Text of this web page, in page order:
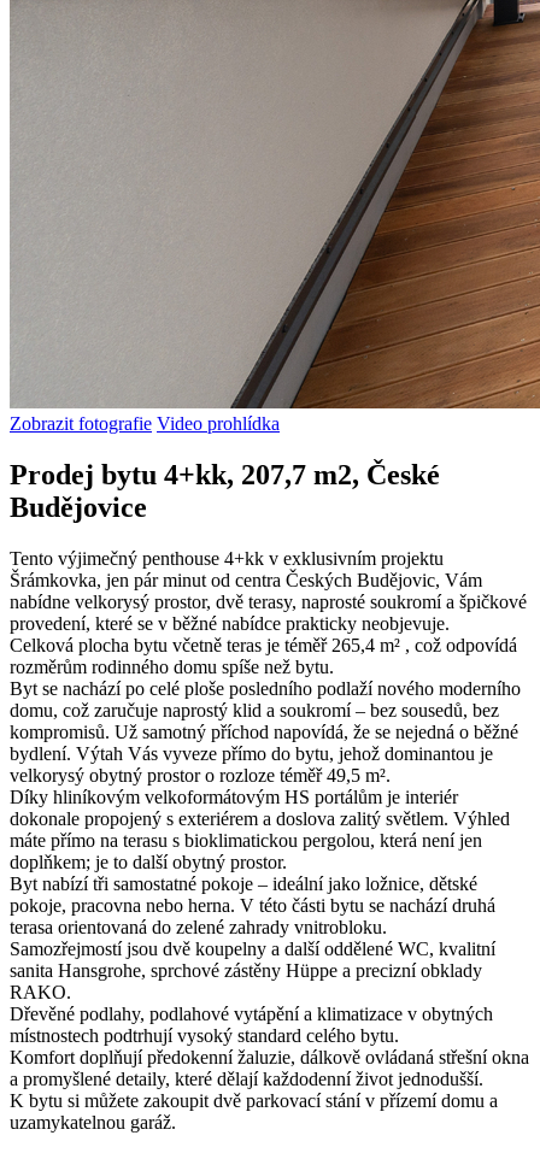
Zobrazit fotografie Video prohlídka
Prodej bytu 4+kk, 207,7 m2, České
Budějovice
Tento výjimečný penthouse 4+kk v exklusivním projektu
Šrámkovka, jen pár minut od centra Českých Budějovic, Vám
nabídne velkorysý prostor, dvě terasy, naprosté soukromí a špičkové
provedení, které se v běžné nabídce prakticky neobjevuje.
Celková plocha bytu včetně teras je téměř 265,4 m² , což odpovídá
rozměrům rodinného domu spíše než bytu.
Byt se nachází po celé ploše posledního podlaží nového moderního
domu, což zaručuje naprostý klid a soukromí – bez sousedů, bez
kompromisů. Už samotný příchod napovídá, že se nejedná o běžné
bydlení. Výtah Vás vyveze přímo do bytu, jehož dominantou je
velkorysý obytný prostor o rozloze téměř 49,5 m².
Díky hliníkovým velkoformátovým HS portálům je interiér
dokonale propojený s exteriérem a doslova zalitý světlem. Výhled
máte přímo na terasu s bioklimatickou pergolou, která není jen
doplňkem; je to další obytný prostor.
Byt nabízí tři samostatné pokoje – ideální jako ložnice, dětské
pokoje, pracovna nebo herna. V této části bytu se nachází druhá
terasa orientovaná do zelené zahrady vnitrobloku.
Samozřejmostí jsou dvě koupelny a další oddělené WC, kvalitní
sanita Hansgrohe, sprchové zástěny Hüppe a precizní obklady
RAKO.
Dřevěné podlahy, podlahové vytápění a klimatizace v obytných
místnostech podtrhují vysoký standard celého bytu.
Komfort doplňují předokenní žaluzie, dálkově ovládaná střešní okna
a promyšlené detaily, které dělají každodenní život jednodušší.
K bytu si můžete zakoupit dvě parkovací stání v přízemí domu a
uzamykatelnou garáž.